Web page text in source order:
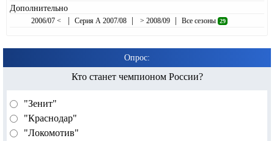
Дополнительно
2006/07 < | Серия А 2007/08 | > 2008/09 | Все сезоны 29
Опрос:
Кто станет чемпионом России?
"Зенит"
"Краснодар"
"Локомотив"